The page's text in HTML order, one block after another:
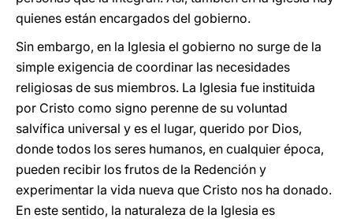
quienes están encargados del gobierno.
Sin embargo, en la Iglesia el gobierno no surge de la
simple exigencia de coordinar las necesidades
religiosas de sus miembros. La Iglesia fue instituida
por Cristo como signo perenne de su voluntad
salvífica universal y es el lugar, querido por Dios,
donde todos los seres humanos, en cualquier época,
pueden recibir los frutos de la Redención y
experimentar la vida nueva que Cristo nos ha donado.
En este sentido, la naturaleza de la Iglesia es